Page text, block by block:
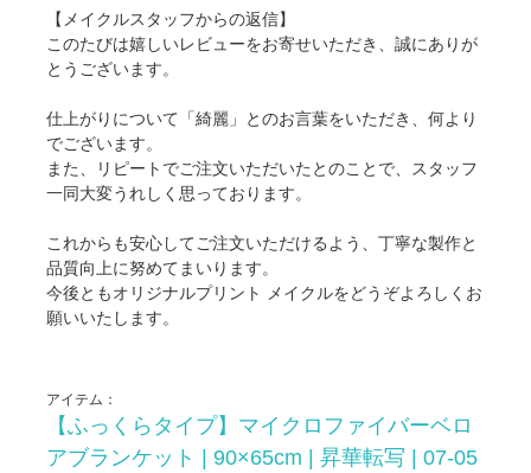
【メイクルスタッフからの返信】
このたびは嬉しいレビューをお寄せいただき、誠にありが
とうございます。
仕上がりについて「綺麗」とのお言葉をいただき、何より
でございます。
また、リピートでご注文いただいたとのことで、スタッフ
一同大変うれしく思っております。
これからも安心してご注文いただけるよう、丁寧な製作と
品質向上に努めてまいります。
今後ともオリジナルプリント メイクルをどうぞよろしくお
願いいたします。
アイテム：
【ふっくらタイプ】マイクロファイバーベロ
アブランケット | 90×65cm | 昇華転写 | 07-05